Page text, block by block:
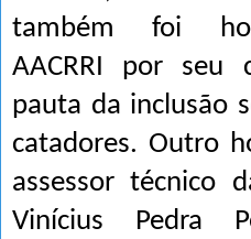
também foi
AACRRI por seu
pauta da inclusão
catadores. Outro
assessor técnico
Vinícius Pedra